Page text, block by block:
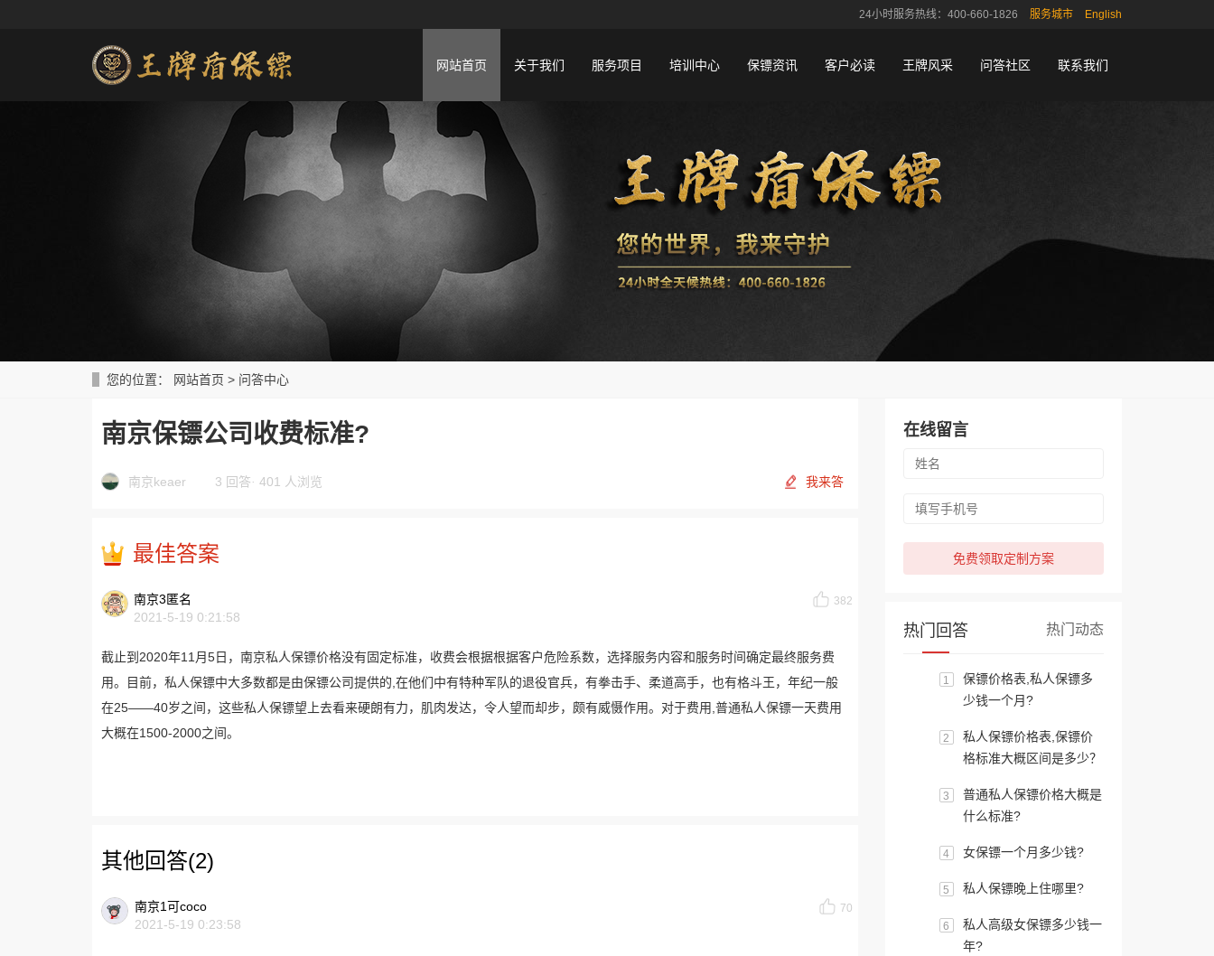
24小时服务热线：400-660-1826 服务城市 English
网站首页 关于我们 服务项目 培训中心 保镖资讯 客户必读 王牌风采 问答社区 联系我们
您的位置： 网站首页 > 问答中心
南京保镖公司收费标准?
南京keaer 3 回答· 401 人浏览 我来答
最佳答案
南京3匿名
2021-5-19 0:21:58
382
截止到2020年11月5日，南京私人保镖价格没有固定标准，收费会根据根据客户危险系数，选择服务内容和服务时间确定最终服务费
用。目前，私人保镖中大多数都是由保镖公司提供的,在他们中有特种军队的退役官兵，有拳击手、柔道高手，也有格斗王，年纪一般
在25——40岁之间，这些私人保镖望上去看来硬朗有力，肌肉发达，令人望而却步，颇有威慑作用。对于费用,普通私人保镖一天费用
大概在1500-2000之间。
其他回答(2)
南京1可coco
2021-5-19 0:23:58
70
在线留言
免费领取定制方案
热门回答 热门动态
1
保镖价格表,私人保镖多
少钱一个月?
2
私人保镖价格表,保镖价
格标准大概区间是多少？
3
普通私人保镖价格大概是
什么标准?
4 女保镖一个月多少钱?
5 私人保镖晚上住哪里?
6
私人高级女保镖多少钱一
年?